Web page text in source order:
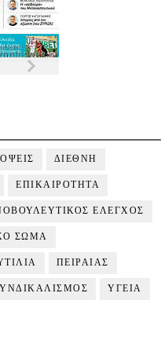
ΔΙΕΘΝΗ
ΕΠΙΚΑΙΡΟΤΗΤΑ
ΕΛΕΓΧΟΣ
ΣΩΜΑ
ΠΕΙΡΑΙΑΣ
ΥΓΕΙΑ